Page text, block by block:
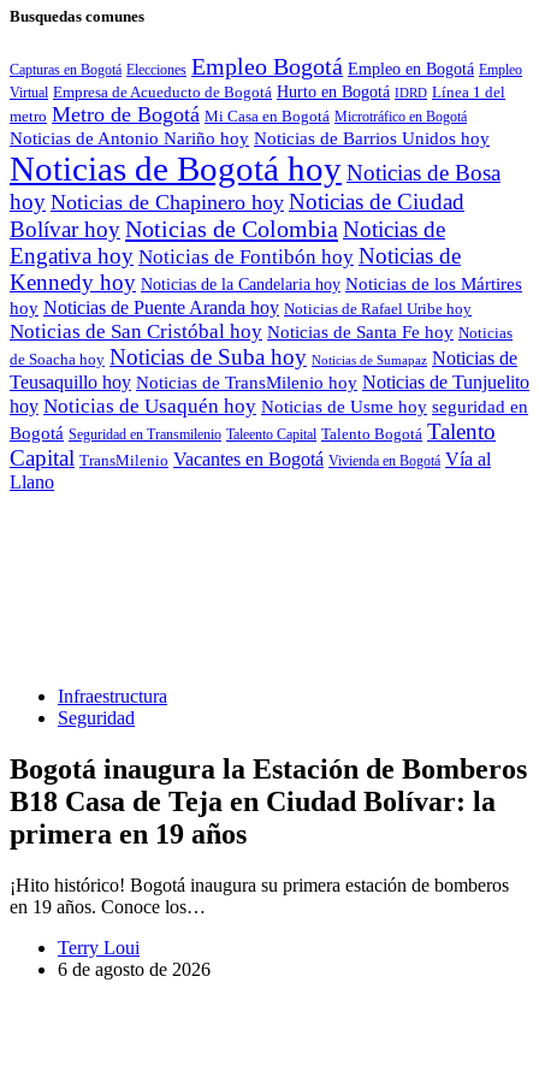
Busquedas comunes
Capturas en Bogotá Elecciones Empleo Bogotá Empleo en Bogotá Empleo
Virtual Empresa de Acueducto de Bogotá Hurto en Bogotá IDRD Línea 1 del
metro Metro de Bogotá Mi Casa en Bogotá Microtráfico en Bogotá
Noticias de Antonio Nariño hoy Noticias de Barrios Unidos hoy
Noticias de Bogotá hoyNoticias de Bosa
hoy Noticias de Chapinero hoy Noticias de Ciudad
Bolívar hoyNoticias de Colombia Noticias de
Engativa hoy Noticias de Fontibón hoy Noticias de
Kennedy hoy Noticias de la Candelaria hoy Noticias de los Mártires
hoy Noticias de Puente Aranda hoy Noticias de Rafael Uribe hoy
Noticias de San Cristóbal hoy Noticias de Santa Fe hoy Noticias
de Soacha hoy Noticias de Suba hoy Noticias de Sumapaz Noticias de
Teusaquillo hoy Noticias de TransMilenio hoy Noticias de Tunjuelito
hoy Noticias de Usaquén hoy Noticias de Usme hoy seguridad en
Bogotá Seguridad en Transmilenio Taleento Capital Talento Bogotá Talento
Capital TransMilenio Vacantes en Bogotá Vivienda en Bogotá Vía al
Llano
Infraestructura
Seguridad
Bogotá inaugura la Estación de Bomberos
B18 Casa de Teja en Ciudad Bolívar: la
primera en 19 años
¡Hito histórico! Bogotá inaugura su primera estación de bomberos
en 19 años. Conoce los…
Terry Loui
6 de agosto de 2026